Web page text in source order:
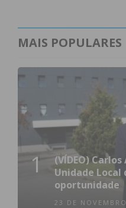
MAIS POPULARES
1
(VÍDEO)
Unidade Local
oportunidade
23 DE